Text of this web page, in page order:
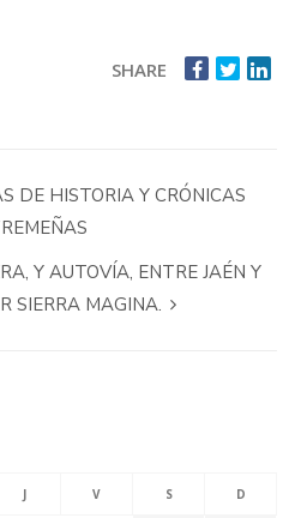
SHARE
DE HISTORIA Y CRÓNICAS
Y AUTOVÍA, ENTRE JAÉN Y
SIERRA MAGINA.
J V S D